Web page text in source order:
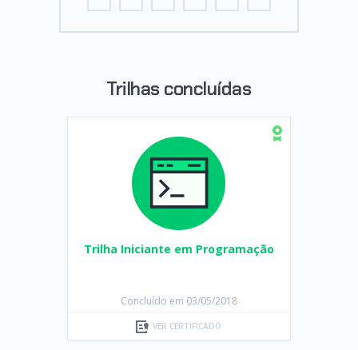
Trilhas concluídas
Trilha Iniciante em Programação
Concluído em 03/05/2018
VER CERTIFICADO